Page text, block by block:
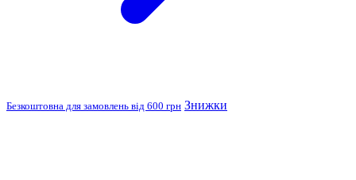
Безкоштовна для замовлень від 600 грн Знижки